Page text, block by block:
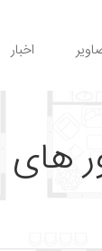
اخبار
های